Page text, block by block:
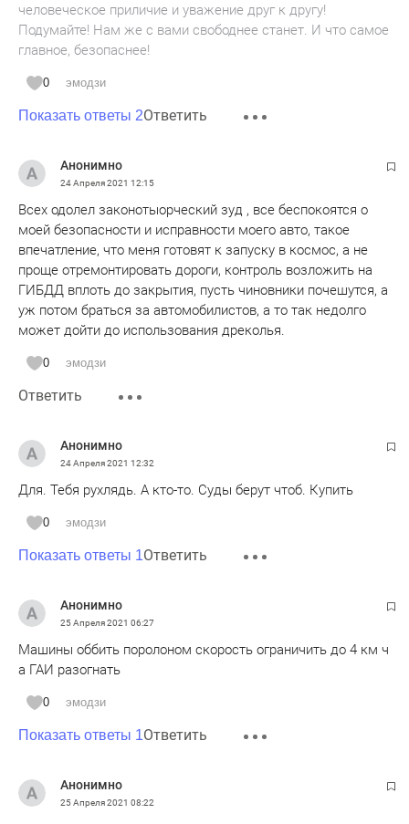
человеческое приличие и уважение друг к другу!
Подумайте! Нам же с вами свободнее станет. И что самое
главное, безопаснее!
0 эмодзи
Показать ответы 2Ответить
Анонимно
24 Апреля 2021 12:15
Всех одолел законотыорческий зуд , все беспокоятся о
моей безопасности и исправности моего авто, такое
впечатление, что меня готовят к запуску в космос, а не
проще отремонтировать дороги, контроль возложить на
ГИБДД вплоть до закрытия, пусть чиновники почешутся, а
уж потом браться за автомобилистов, а то так недолго
может дойти до использования дреколья.
0 эмодзи
Ответить
Анонимно
24 Апреля 2021 12:32
Для. Тебя рухлядь. А кто-то. Суды берут чтоб. Купить
0 эмодзи
Показать ответы 1Ответить
Анонимно
25 Апреля 2021 06:27
Машины оббить поролоном скорость ограничить до 4 км ч
а ГАИ разогнать
0 эмодзи
Показать ответы 1Ответить
Анонимно
25 Апреля 2021 08:22